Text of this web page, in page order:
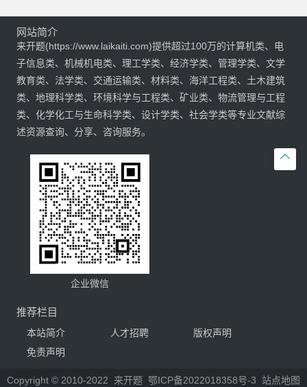

网站简介
来开题(https://www.laikaiti.com)提供超过100万的计算机类、电
子信息类、机械机电类、理工学类、经济学类、管理学类、文学
教育类、法学类、交通运输类、材料类、海洋工程类、土木建筑
类、地理科学类、环境科学与工程类、矿业类、物流管理与工程
类、化学化工与生命科学类、设计学类、社会学类等专业文献综
述资源查询、分享、咨询服务。
企业微信
推荐栏目
本站简介 人才招聘
版权声明
免责声明
Copyright © 2010-2022 来开题 鄂ICP备2022018358号-3 站点地图